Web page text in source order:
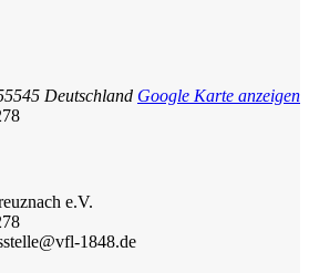
Deutschland Google Karte anzeigen
e.V.
1848.de